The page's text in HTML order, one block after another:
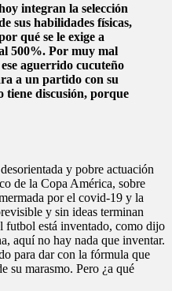
James
se
le
exige
que
esté
al
demás
jugadores
no?
integran la selección
sus habilidades físicas,
qué se le exige a
500%. Por muy mal
aguerrido cucuteño
a un partido con su
tiene discusión, porque
y pobre actuación
de la Copa América, sobre
por el covid-19 y la
y sin ideas terminan
futbol está inventado, como dijo
aquí no hay nada que inventar.
para dar con la fórmula que
su marasmo. Pero ¿a qué